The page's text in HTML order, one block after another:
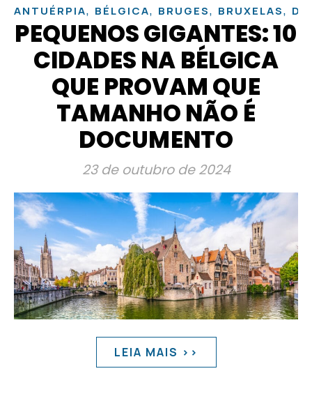
ANTUÉRPIA, BÉLGICA, BRUGES, BRUXELAS,
PEQUENOS GIGANTES: 10
CIDADES NA BÉLGICA
QUE PROVAM QUE
TAMANHO NÃO É
DOCUMENTO
23 de outubro de 2024
LEIA MAIS >>